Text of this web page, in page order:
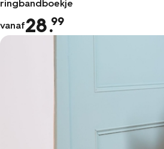
ringbandboekje
vanaf28.99